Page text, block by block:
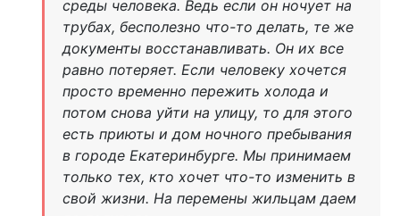
среды человека. Ведь если он ночует на
трубах, бесполезно что-то делать, те же
документы восстанавливать. Он их все
равно потеряет. Если человеку хочется
просто временно пережить холода и
потом снова уйти на улицу, то для этого
есть приюты и дом ночного пребывания
в городе Екатеринбурге. Мы принимаем
только тех, кто хочет что-то изменить в
свой жизни. На перемены жильцам даем